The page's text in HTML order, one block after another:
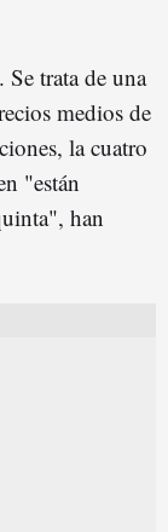
trata de una
medios de
la cuatro
"están
han